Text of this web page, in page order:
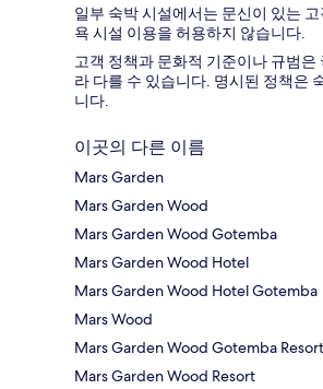
일부 숙박 시설에서는 문신이 있는
욕 시설 이용을 허용하지 않습니다.
고객 정책과 문화적 기준이나 규범은
라 다를 수 있습니다. 명시된 정책은
니다.
이곳의 다른 이름
Mars Garden
Mars Garden Wood
Mars Garden Wood Gotemba
Mars Garden Wood Hotel
Mars Garden Wood Hotel Gotemba
Mars Wood
Mars Garden Wood Gotemba Resort
Mars Garden Wood Resort